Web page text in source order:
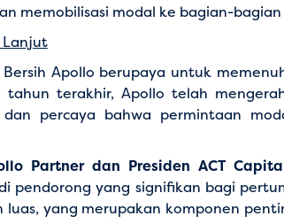
memobilisasi modal ke bagian-
Lanjut
Bersih Apollo berupaya untuk
tahun terakhir, Apollo telah
percaya bahwa permintaan
Partner dan Presiden ACT
pendorong yang signifikan bagi
yang merupakan komponen